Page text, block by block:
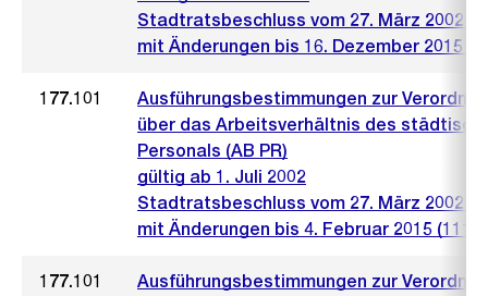
Stadtratsbeschluss vom 27. März 2002
mit Änderungen bis 16. Dezember 2015
177.101
Ausführungsbestimmungen zur
über das Arbeitsverhältnis des
Personals (AB PR)
gültig ab 1. Juli 2002
Stadtratsbeschluss vom 27. März 2002
mit Änderungen bis 4. Februar 2015 (111)
177.101
Ausführungsbestimmungen zur